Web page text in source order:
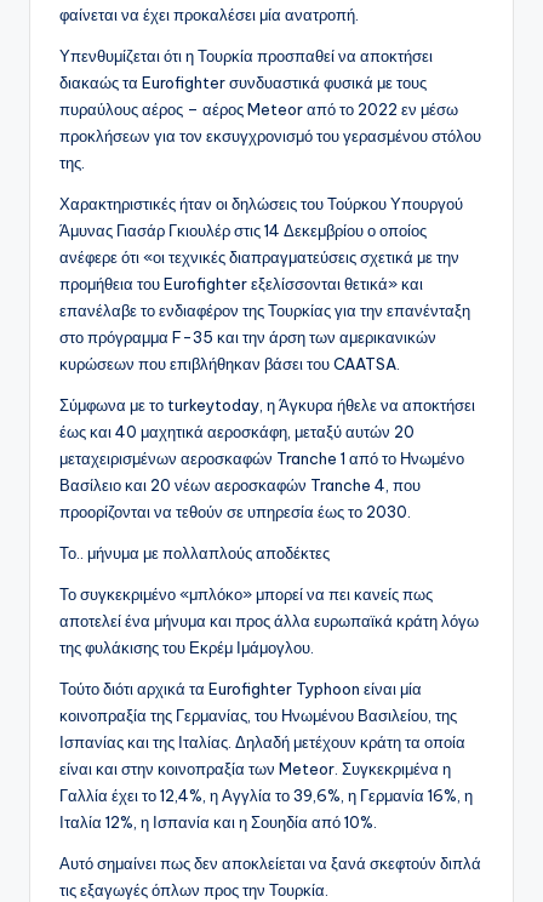
φαίνεται να έχει προκαλέσει μία ανατροπή.
Υπενθυμίζεται ότι η Τουρκία προσπαθεί να αποκτήσει
διακαώς τα Eurofighter συνδυαστικά φυσικά με τους
πυραύλους αέρος – αέρος Meteor από το 2022 εν μέσω
προκλήσεων για τον εκσυγχρονισμό του γερασμένου στόλου
της.
Χαρακτηριστικές ήταν οι δηλώσεις του Τούρκου Υπουργού
Άμυνας Γιασάρ Γκιουλέρ στις 14 Δεκεμβρίου ο οποίος
ανέφερε ότι «οι τεχνικές διαπραγματεύσεις σχετικά με την
προμήθεια του Eurofighter εξελίσσονται θετικά» και
επανέλαβε το ενδιαφέρον της Τουρκίας για την επανένταξη
στο πρόγραμμα F-35 και την άρση των αμερικανικών
κυρώσεων που επιβλήθηκαν βάσει του CAATSA.
Σύμφωνα με το turkeytoday, η Άγκυρα ήθελε να αποκτήσει
έως και 40 μαχητικά αεροσκάφη, μεταξύ αυτών 20
μεταχειρισμένων αεροσκαφών Tranche 1 από το Ηνωμένο
Βασίλειο και 20 νέων αεροσκαφών Tranche 4, που
προορίζονται να τεθούν σε υπηρεσία έως το 2030.
Το.. μήνυμα με πολλαπλούς αποδέκτες
Το συγκεκριμένο «μπλόκο» μπορεί να πει κανείς πως
αποτελεί ένα μήνυμα και προς άλλα ευρωπαϊκά κράτη λόγω
της φυλάκισης του Εκρέμ Ιμάμογλου.
Τούτο διότι αρχικά τα Eurofighter Typhoon είναι μία
κοινοπραξία της Γερμανίας, του Ηνωμένου Βασιλείου, της
Ισπανίας και της Ιταλίας. Δηλαδή μετέχουν κράτη τα οποία
είναι και στην κοινοπραξία των Meteor. Συγκεκριμένα η
Γαλλία έχει το 12,4%, η Αγγλία το 39,6%, η Γερμανία 16%, η
Ιταλία 12%, η Ισπανία και η Σουηδία από 10%.
Αυτό σημαίνει πως δεν αποκλείεται να ξανά σκεφτούν διπλά
τις εξαγωγές όπλων προς την Τουρκία.